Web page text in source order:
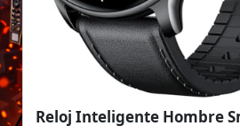
Reloj Inteligente Hombre